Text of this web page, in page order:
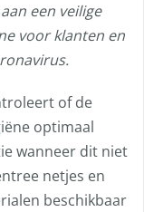
een veilige
voor klanten en
of de
optimaal
wanneer dit niet
netjes en
beschikbaar